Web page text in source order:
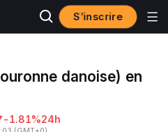
S’inscrire
danoise) en
-1.81%24h